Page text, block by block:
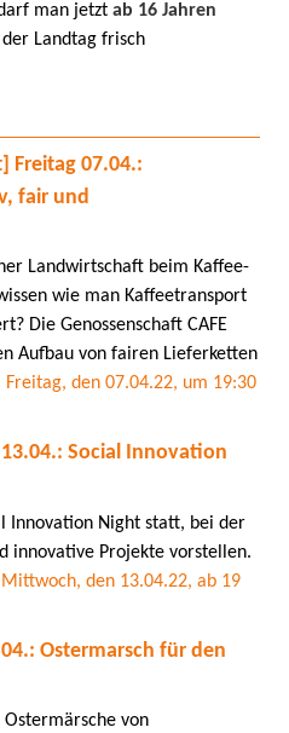
man jetzt ab 16 Jahren
Landtag frisch
Freitag 07.04.:
fair und
Landwirtschaft beim Kaffee-
wie man Kaffeetransport
Die Genossenschaft CAFE
Aufbau von fairen Lieferketten
Freitag, den 07.04.22, um 19:30
Social Innovation
Innovation Night statt, bei der
innovative Projekte vorstellen.
den 13.04.22, ab 19
Ostermarsch für den
von